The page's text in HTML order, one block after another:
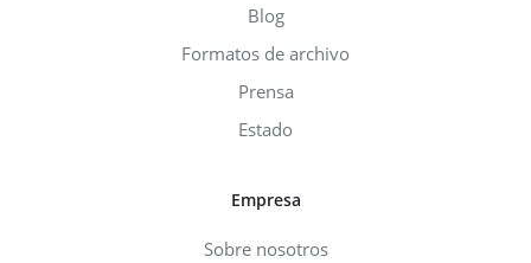
Blog
Formatos de archivo
Prensa
Estado
Empresa
Sobre nosotros